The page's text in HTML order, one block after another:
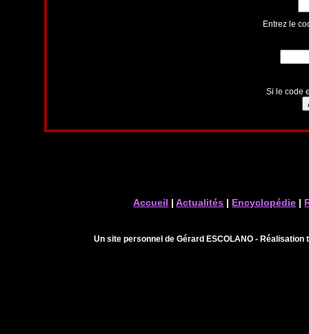
Entrez le
Si le code
Accueil |Actualités | Encyclopédie |
Un site personnel de Gérard ESCOLANO -